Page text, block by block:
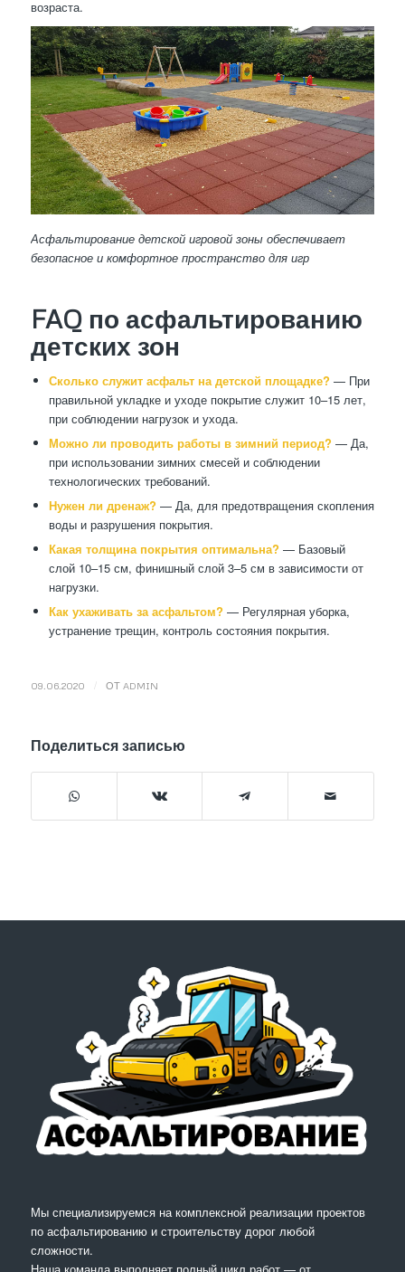
возраста.
Асфальтирование детской игровой зоны обеспечивает
безопасное и комфортное пространство для игр
FAQ по асфальтированию
детских зон
Сколько служит асфальт на детской площадке? — При
правильной укладке и уходе покрытие служит 10–15 лет,
при соблюдении нагрузок и ухода.
Можно ли проводить работы в зимний период? — Да,
при использовании зимних смесей и соблюдении
технологических требований.
Нужен ли дренаж? — Да, для предотвращения скопления
воды и разрушения покрытия.
Какая толщина покрытия оптимальна? — Базовый
слой 10–15 см, финишный слой 3–5 см в зависимости от
нагрузки.
Как ухаживать за асфальтом? — Регулярная уборка,
устранение трещин, контроль состояния покрытия.
09.06.2020 ОТ ADMIN
Поделиться записью
Мы специализируемся на комплексной реализации проектов
по асфальтированию и строительству дорог любой
сложности.